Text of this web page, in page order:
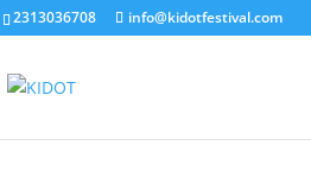
2313036708 info@kidotfestival.com